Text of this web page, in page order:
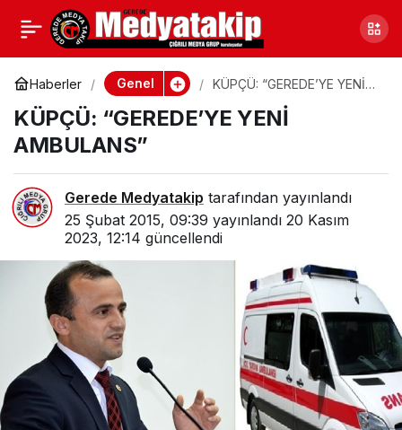
Haberler Genel
KÜPÇÜ: “GEREDE’YE YENİ
KÜPÇÜ: “GEREDE’YE YENİ
AMBULANS”
Gerede Medyatakip tarafından yayınlandı
25 Şubat 2015, 09:39 yayınlandı 20 Kasım
2023, 12:14 güncellendi
BAYGIN: “HALKA
HİZMET EDEREK,
HAKKIN RIZASINI
KAZANMALIYIZ”
Paylaş